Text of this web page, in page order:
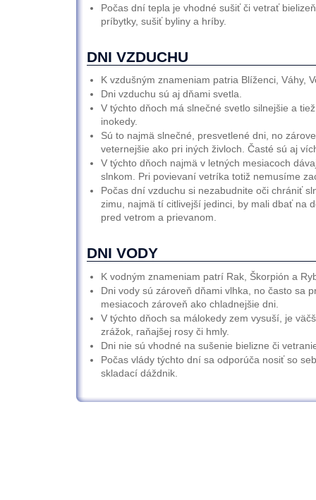
Počas dní tepla je vhodné sušiť či vetrať
príbytky, sušiť byliny a hríby.
DNI VZDUCHU
K vzdušným znameniam patria Blíženci, Váhy,
Dni vzduchu sú aj dňami svetla.
V týchto dňoch má slnečné svetlo silnejšie a
inokedy.
Sú to najmä slnečné, presvetlené dni, no
veternejšie ako pri iných živloch. Časté sú aj
V týchto dňoch najmä v letných mesiacoch
slnkom. Pri povievaní vetríka totiž nemusíme
Počas dní vzduchu si nezabudnite oči chrániť
zimu, najmä tí citlivejší jedinci, by mali dbať na
pred vetrom a prievanom.
DNI VODY
K vodným znameniam patrí Rak, Škorpión a
Dni vody sú zároveň dňami vlhka, no často sa
mesiacoch zároveň ako chladnejšie dni.
V týchto dňoch sa málokedy zem vysuší, je
zrážok, raňajšej rosy či hmly.
Dni nie sú vhodné na sušenie bielizne či
Počas vlády týchto dní sa odporúča nosiť so
skladací dáždnik.